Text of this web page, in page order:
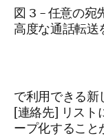
図 3 – 任意の宛
高度な通話転送
で利用できる新
[連絡先] リスト
ープ化すること